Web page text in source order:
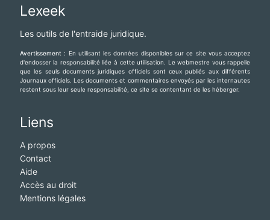
Lexeek
Les outils de l'entraide juridique.
Avertissement : En utilisant les données disponibles sur ce site vous acceptez
d'endosser la responsabilité liée à cette utilisation. Le webmestre vous rappelle
que les seuls documents juridiques officiels sont ceux publiés aux différents
Journaux officiels. Les documents et commentaires envoyés par les internautes
restent sous leur seule responsabilité, ce site se contentant de les héberger.
Liens
A propos
Contact
Aide
Accès au droit
Mentions légales